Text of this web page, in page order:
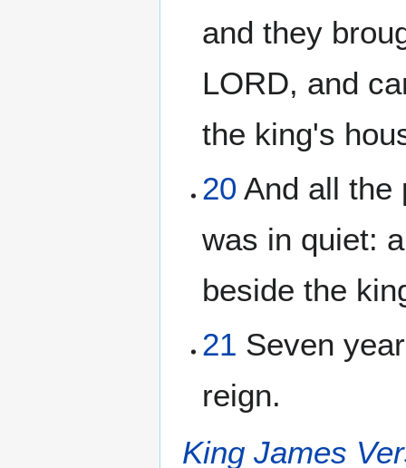
and they
LORD, and
the king's
20 And all the
was in quiet:
beside the
21 Seven
reign.
King James